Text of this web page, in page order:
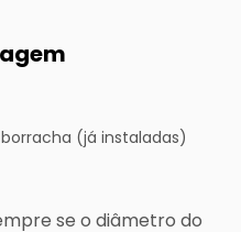
(já instaladas)
se o diâmetro do